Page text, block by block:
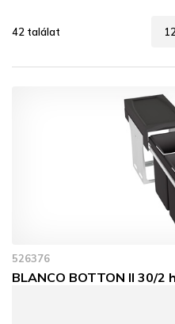
42 találat
526376
BLANCO BOTTON II 30/